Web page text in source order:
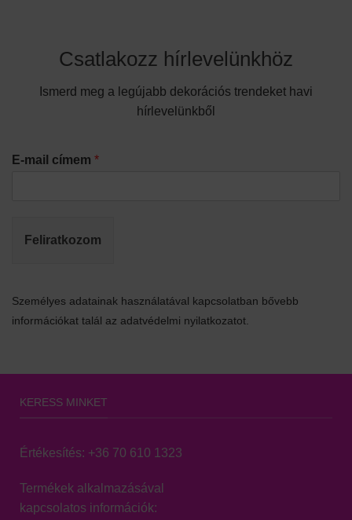
Csatlakozz hírlevelünkhöz
Ismerd meg a legújabb dekorációs trendeket havi
hírlevelünkből
E-mail címem *
Feliratkozom
Személyes adatainak használatával kapcsolatban bővebb
információkat talál az adatvédelmi nyilatkozatot.
KERESS MINKET
Értékesítés: +36 70 610 1323
Termékek alkalmazásával
kapcsolatos információk: